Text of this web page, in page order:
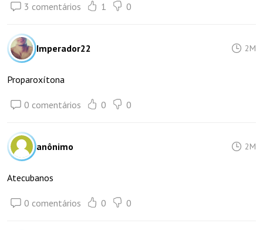
3 comentários 1 0
Imperador22 2M
Proparoxítona
0 comentários 0 0
anônimo 2M
Atecubanos
0 comentários 0 0